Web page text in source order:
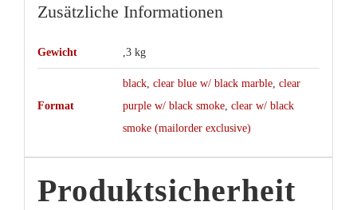
Zusätzliche Informationen
Gewicht ,3 kg
Format
black, clear blue w/ black marble, clear
purple w/ black smoke, clear w/ black
smoke (mailorder exclusive)
Produktsicherheit